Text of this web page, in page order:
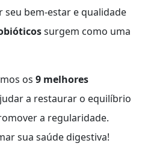
seu bem-estar e qualidade
surgem como uma
os 9 melhores
a restaurar o equilíbrio
a regularidade.
sua saúde digestiva!